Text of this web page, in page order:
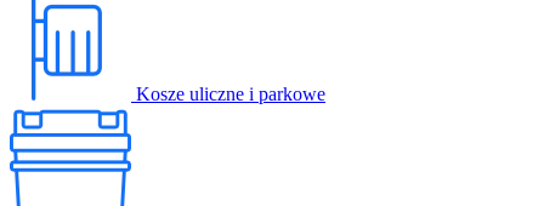
Kosze uliczne i parkowe